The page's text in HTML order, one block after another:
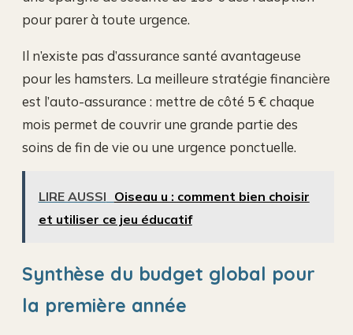
pour parer à toute urgence.
Il n’existe pas d’assurance santé avantageuse
pour les hamsters. La meilleure stratégie financière
est l’auto-assurance : mettre de côté 5 € chaque
mois permet de couvrir une grande partie des
soins de fin de vie ou une urgence ponctuelle.
LIRE AUSSI Oiseau u : comment bien choisir
et utiliser ce jeu éducatif
Synthèse du budget global pour
la première année